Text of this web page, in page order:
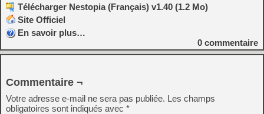
Télécharger Nestopia (Français) v1.40 (1.2 Mo)
Site Officiel
En savoir plus…
0 commentaire
Commentaire ¬
Votre adresse e-mail ne sera pas publiée. Les champs
obligatoires sont indiqués avec *